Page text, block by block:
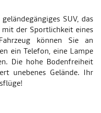
SUV, das
der Sportlichkeit eines
können Sie an
ein Telefon, eine Lampe
Die hohe Bodenfreiheit
unebenes Gelände. Ihr